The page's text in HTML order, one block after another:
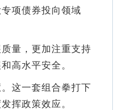
项债券投向领域
量，更加注重支持
高水平安全。
这一套组合拳打下
挥政策效应。